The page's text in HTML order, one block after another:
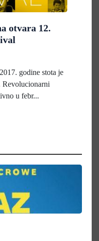
otvara 12.
godine stota je
Revolucionarni
u febr...